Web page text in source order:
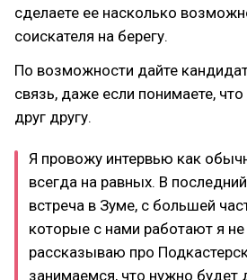
сделаете ее насколько
соискателя на берегу.
По возможности дайте
связь, даже если понимаете,
друг другу.
Я провожу интервью как
всегда на равных. В
встреча в Зуме, с большей
которые с нами работают я
рассказываю про
занимаемся, что нужно будет